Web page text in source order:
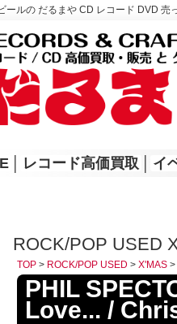
ールの だるまや CD レコード DVD
レコード高価買取 イ
ROCK/POP USED
TOP > ROCK/POP USED > X'MAS >
PHIL
Love... /